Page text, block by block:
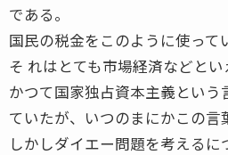
である。
国民の税金をこのように使って
そ れはとても市場経済などとい
かつて国家独占資本主義という
ていたが、いつのまにかこの言
しかしダイエー問題を考える